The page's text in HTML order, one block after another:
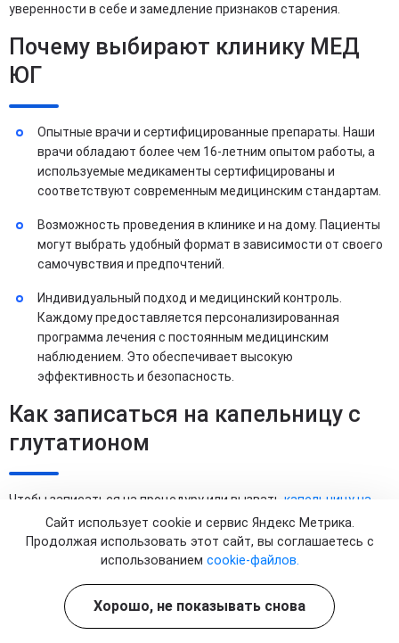
уверенности в себе и замедление признаков старения.
Почему выбирают клинику МЕД
ЮГ
Опытные врачи и сертифицированные препараты. Наши
врачи обладают более чем 16-летним опытом работы, а
используемые медикаменты сертифицированы и
соответствуют современным медицинским стандартам.
Возможность проведения в клинике и на дому. Пациенты
могут выбрать удобный формат в зависимости от своего
самочувствия и предпочтений.
Индивидуальный подход и медицинский контроль.
Каждому предоставляется персонализированная
программа лечения с постоянным медицинским
наблюдением. Это обеспечивает высокую
эффективность и безопасность.
Как записаться на капельницу с
глутатионом
Чтобы записаться на процедуру или вызвать капельницу на
, позвоните по номеру 8 (800) 302-73-25 или закажите
звонок на нашем сайте. Мы работаем без перерыва и
выходных. Администраторы подберут для вас удобное время
Сайт использует cookie и сервис Яндекс Метрика.
Продолжая использовать этот сайт, вы соглашаетесь с
использованием cookie-файлов.
Хорошо, не показывать снова